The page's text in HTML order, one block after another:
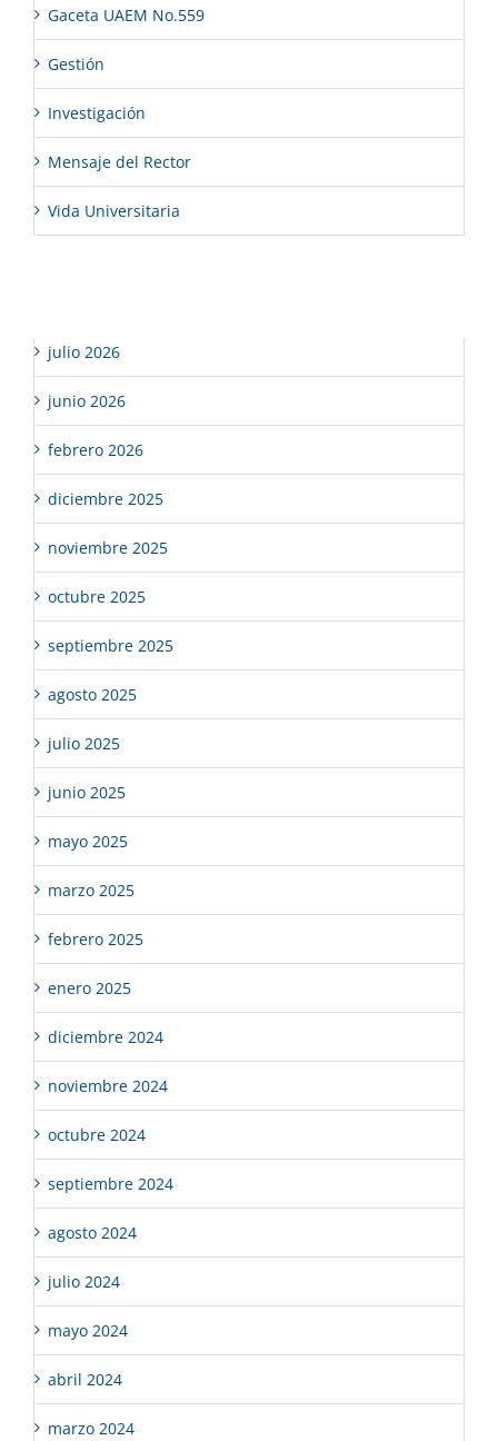
Gaceta UAEM No.559
Gestión
Investigación
Mensaje del Rector
Vida Universitaria
julio 2026
junio 2026
febrero 2026
diciembre 2025
noviembre 2025
octubre 2025
septiembre 2025
agosto 2025
julio 2025
junio 2025
mayo 2025
marzo 2025
febrero 2025
enero 2025
diciembre 2024
noviembre 2024
octubre 2024
septiembre 2024
agosto 2024
julio 2024
mayo 2024
abril 2024
marzo 2024